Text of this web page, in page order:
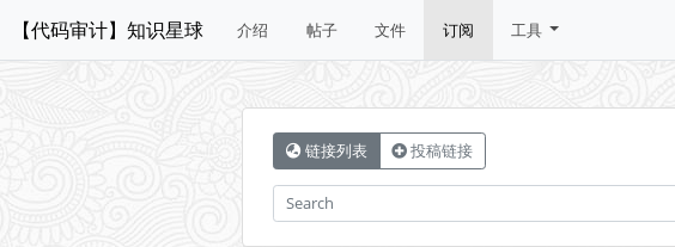
【代码审计】知识星球 介绍 帖子 文件 订阅 工具
链接列表 投稿链接